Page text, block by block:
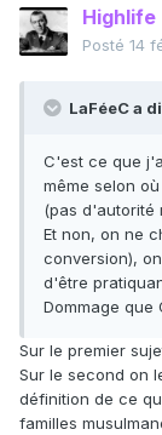
Highlife
Posté 14
LaFéeC a
C'est ce que
même selon
(pas d'autorité
Et non, on ne
conversion),
d'être
Dommage que
Sur le premier
Sur le second on
définition de ce
familles